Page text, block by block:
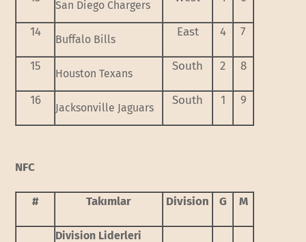
San Diego Chargers
14
Buffalo Bills
East 4 7
15
Houston Texans
South 2 8
16
Jacksonville Jaguars
South 1 9
NFC
# Takımlar Division G M
Division Liderleri